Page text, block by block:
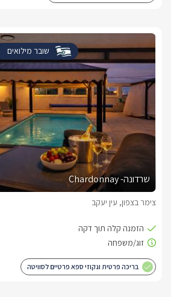
שובר מילואים
שרדונה- Chardonnay
צימר בצפון, עין יעקב
בריכה פרטית וגקוזי ספא פרטיים לסוויטה